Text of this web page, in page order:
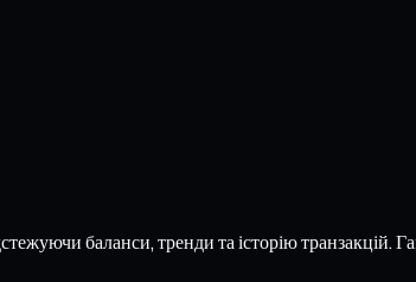
баланси, тренди та історію транзакцій.